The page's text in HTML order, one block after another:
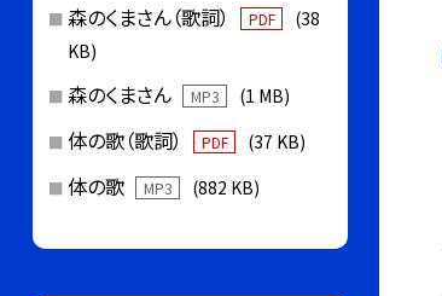
森のくまさん（歌詞） PDF
(38
KB)
森のくまさん MP3 (1 MB)
体の歌（歌詞） PDF (37 KB)
体の歌 MP3 (882 KB)